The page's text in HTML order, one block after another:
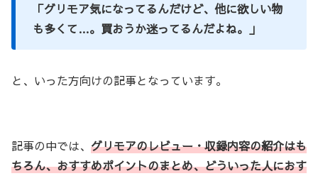
「グリモア気になってるんだけど、他に欲しい物
も多くて…。買おうか迷ってるんだよね。」
と、いった方向けの記事となっています。
記事の中では、 グリモアのレビュー・収録内容の紹介はも
ちろん、おすすめポイントのまとめ、どういった人におす